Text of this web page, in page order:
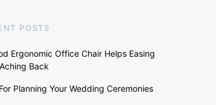
POSTS
Ergonomic Office Chair Helps Easing
Back
Planning Your Wedding Ceremonies